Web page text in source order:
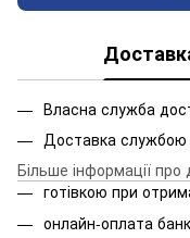
Власна служба
Доставка
Більше інформації про
готівкою при
онлайн-оплата